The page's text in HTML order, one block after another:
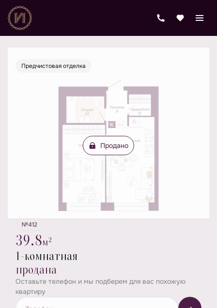
1-комнатная Цена по запросу
Предчистовая отделка
Продано
№412
39.8м2
1-комнатная
продана
Оставьте телефон и мы подберем для вас похожую
квартиру